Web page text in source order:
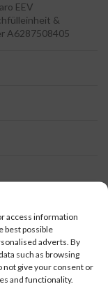
access information
best possible
adverts. By
such as browsing
not give your consent or
and functionality.
EEV
&
A6287508405
1 und Citaro 2